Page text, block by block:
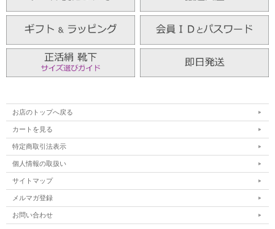
お店のトップへ戻る
カートを見る
特定商取引法表示
個人情報の取扱い
サイトマップ
メルマガ登録
お問い合わせ